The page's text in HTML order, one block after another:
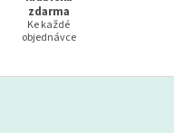
zdarma
Ke každé
objednávce